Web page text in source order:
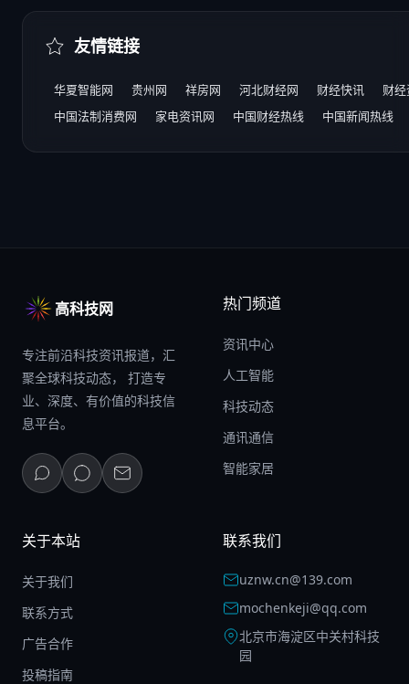
友情链接
华夏智能网 贵州网 祥房网 河北财经网 财经快讯
财
中国法制消费网
家电资讯网 中国财经热线 中国新闻热线
高科技网
专注前沿科技资讯报道，汇
聚全球科技动态， 打造专
业、深度、有价值的科技信
息平台。
热门频道
资讯中心
人工智能
科技动态
通讯通信
智能家居
关于本站
关于我们
联系方式
广告合作
投稿指南
联系我们
uznw.cn@139.com
mochenkeji@qq.com
北京市海淀区中关村科技
园